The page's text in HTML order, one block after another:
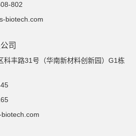
802
biotech.com
司
科丰路31号（华南新材料创新园）G1栋